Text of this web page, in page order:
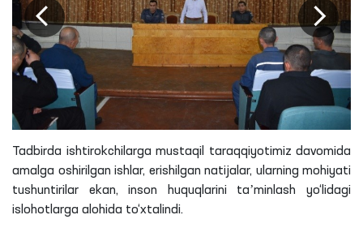
Tadbirda ishtirokchilarga mustaqil taraqqiyotimiz davomida
amalga oshirilgan ishlar, erishilgan natijalar, ularning mohiyati
tushuntirilar ekan, inson huquqlarini taʼminlash yo‘lidagi
islohotlarga alohida to‘xtalindi.